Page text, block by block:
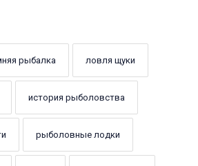
рыбалка ловля щуки
история рыболовства
рыболовные лодки